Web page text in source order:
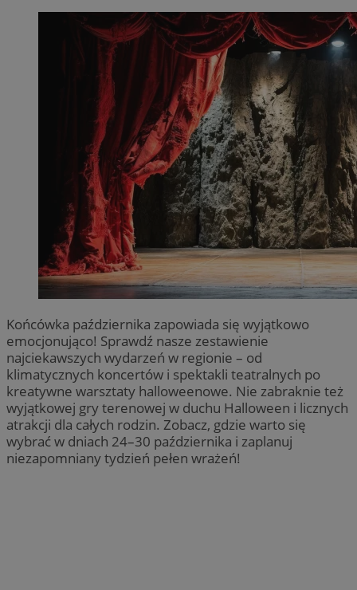
Końcówka października zapowiada się wyjątkowo
emocjonująco! Sprawdź nasze zestawienie
najciekawszych wydarzeń w regionie – od
klimatycznych koncertów i spektakli teatralnych po
kreatywne warsztaty halloweenowe. Nie zabraknie też
wyjątkowej gry terenowej w duchu Halloween i licznych
atrakcji dla całych rodzin. Zobacz, gdzie warto się
wybrać w dniach 24–30 października i zaplanuj
niezapomniany tydzień pełen wrażeń!